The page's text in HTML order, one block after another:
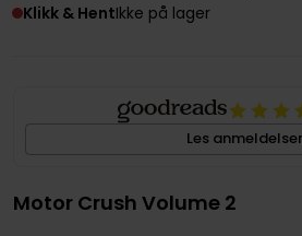
Klikk & HentIkke på lager
Les anmeldelser
Motor Crush Volume 2